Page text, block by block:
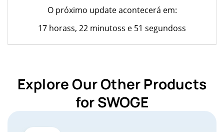
O próximo update acontecerá em:
17 horass, 22 minutoss e 51 segundoss
Explore Our Other Products
for SWOGE